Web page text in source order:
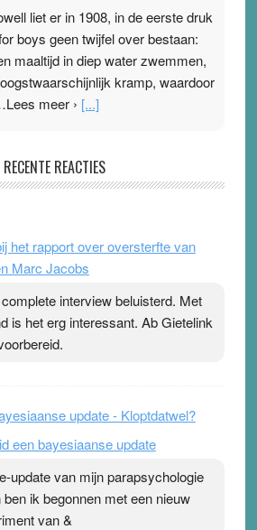
liet er in 1908, in de eerste druk
boys geen twijfel over bestaan:
maaltijd in diep water zwemmen,
kramp, waardoor
meer › [...]
van Beek
ermee hun hartslag te verlagen
opnemen. Daarop heeft zo’n
Maar het gevoel ‘makkelijker te
de topspsort ›[...]
RECENTE REACTIES
het rapport over oversterfte van
Marc Jacobs
interview beluisterd. Met
is het erg interessant. Ab Gietelink
update - Kloptdatwel?
een bayesiaanse update
update van mijn parapsychologie
ik begonnen met een nieuw
van &